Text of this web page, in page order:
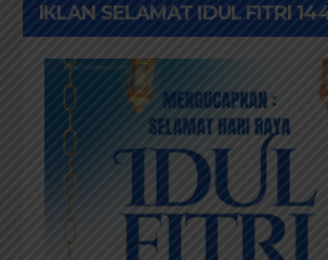
IKLAN SELAMAT IDUL FITRI